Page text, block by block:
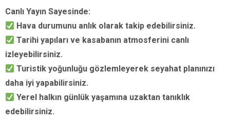
Canlı Yayın Sayesinde:
Hava durumunu anlık olarak takip edebilirsiniz.
Tarihi yapıları ve kasabanın atmosferini canlı
izleyebilirsiniz.
Turistik yoğunluğu gözlemleyerek seyahat planınızı
daha iyi yapabilirsiniz.
Yerel halkın günlük yaşamına uzaktan tanıklık
edebilirsiniz.